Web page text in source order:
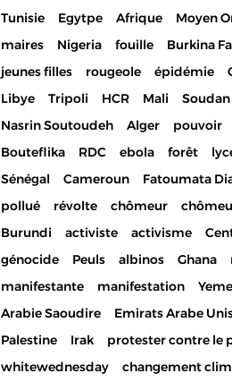
Tunisie
Egytpe Afrique Moyen
maires
Nigeria fouille Burkina
jeunes filles
rougeole épidémie
Libye
Tripoli HCR Mali Soudan
Nasrin Soutoudeh
Alger pouvoir
Bouteflika
RDC ebola forêt
Sénégal
Cameroun Fatoumata
pollué
révolte chômeur
Burundi
activiste activisme
génocide
Peuls albinos Ghana
manifestante
manifestation
Arabie Saoudire
Emirats Arabe
Palestine
Irak
protester contre le
whitewednesday
changement